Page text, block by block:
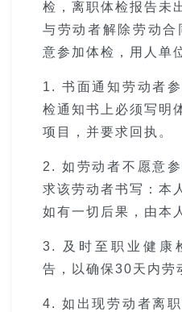
检，离职体检报告未
与劳动者解除劳动
意参加体检，用人单
1. 书面通知劳动者
检通知书上必须写明
项目，并要求回执。
2. 如劳动者不愿意
求该劳动者书写：本
如有一切后果，由本
3. 及时至职业健康
告，以确保30天内劳
4. 如出现劳动者离